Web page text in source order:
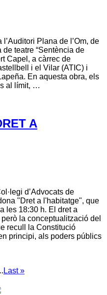
Plana de l’Om, de
de teatre “Sentència de
Capel, a càrrec de
i el Vilar (ATIC) i
En aquesta obra, els
al límit, …
A
d’Advocats de
"Dret a l'habitatge", que
les 18:30 h. El dret a
la conceptualització del
recull la Constitució
principi, als poders públics
Last »